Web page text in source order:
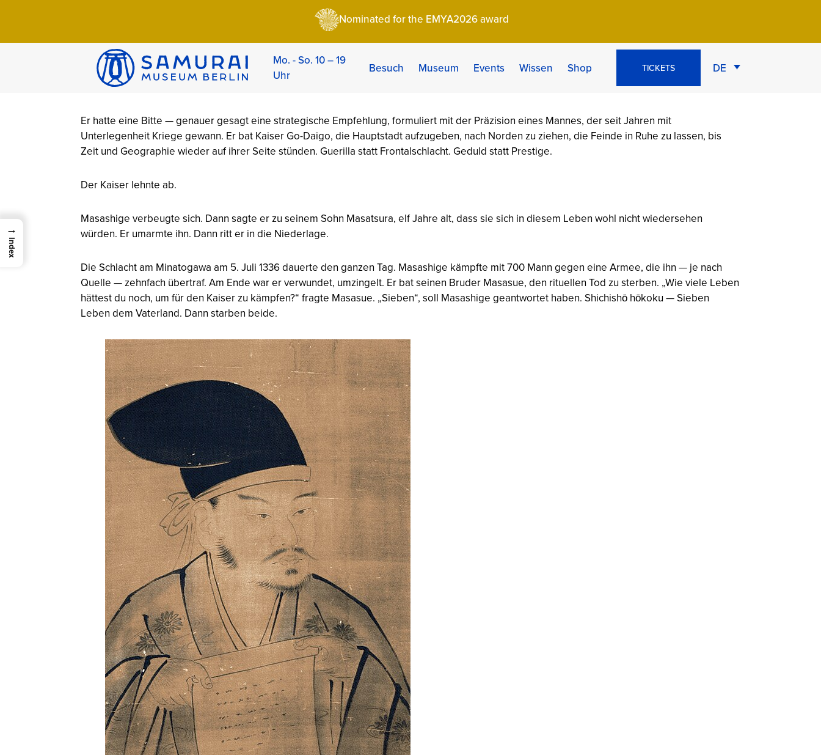
Nominated for the EMYA2026 award
Mo. - So. 10 – 19
Uhr
Besuch Museum Events Wissen Shop TICKETS DE
Kusunoki Masashige: Japans loyalster Krieger
Kusunoki Masashige: Japans loyalster Krieger
By SMB-Team | 9. April 2026 | 16 Min. Lesezeit | Category:Chroniken
Im Frühsommer 1336 bat Kusunoki Masashige den Kaiser um eine Audienz.
Er hatte eine Bitte — genauer gesagt eine strategische Empfehlung, formuliert mit der Präzision eines Mannes, der seit Jahren mit
Unterlegenheit Kriege gewann. Er bat Kaiser Go-Daigo, die Hauptstadt aufzugeben, nach Norden zu ziehen, die Feinde in Ruhe zu lassen, bis
Zeit und Geographie wieder auf ihrer Seite stünden. Guerilla statt Frontalschlacht. Geduld statt Prestige.
Der Kaiser lehnte ab.
Masashige verbeugte sich. Dann sagte er zu seinem Sohn Masatsura, elf Jahre alt, dass sie sich in diesem Leben wohl nicht wiedersehen
würden. Er umarmte ihn. Dann ritt er in die Niederlage.
Die Schlacht am Minatogawa am 5. Juli 1336 dauerte den ganzen Tag. Masashige kämpfte mit 700 Mann gegen eine Armee, die ihn — je nach
Quelle — zehnfach übertraf. Am Ende war er verwundet, umzingelt. Er bat seinen Bruder Masasue, den rituellen Tod zu sterben. „Wie viele Leben
hättest du noch, um für den Kaiser zu kämpfen?“ fragte Masasue. „Sieben“, soll Masashige geantwortet haben. Shichishō hōkoku — Sieben
Leben dem Vaterland. Dann starben beide.
→
Index